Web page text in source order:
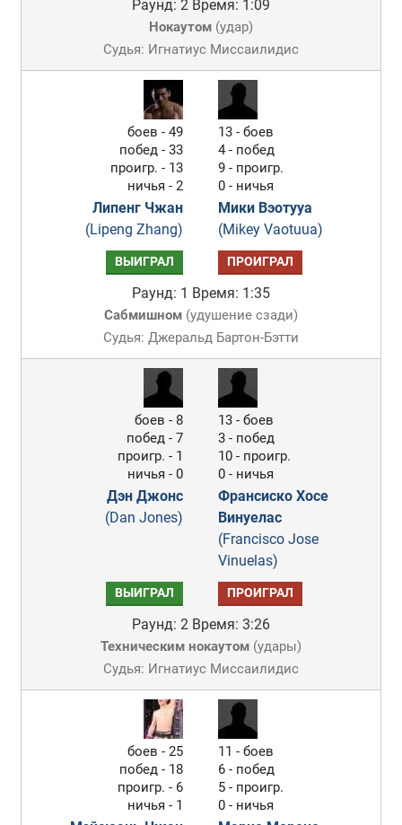
Раунд: 2 Время: 1:09
Нокаутом(удар)
Судья: Игнатиус Миссаилидис
боев - 49
побед - 33
проигр. - 13
ничья - 2
Липенг Чжан
(Lipeng Zhang)
13 - боев
4 - побед
9 - проигр.
0 - ничья
Мики Вэотууа
(Mikey Vaotuua)
ВЫИГРАЛ ПРОИГРАЛ
Раунд: 1 Время: 1:35
Сабмишном(удушение сзади)
Судья: Джеральд Бартон-Бэтти
боев - 8
побед - 7
проигр. - 1
ничья - 0
Дэн Джонс
(Dan Jones)
13 - боев
3 - побед
10 - проигр.
0 - ничья
Франсиско Хосе
Винуелас
(Francisco Jose
Vinuelas)
ВЫИГРАЛ ПРОИГРАЛ
Раунд: 2 Время: 3:26
Техническим нокаутом(удары)
Судья: Игнатиус Миссаилидис
боев - 25
побед - 18
проигр. - 6
ничья - 1
11 - боев
6 - побед
5 - проигр.
0 - ничья